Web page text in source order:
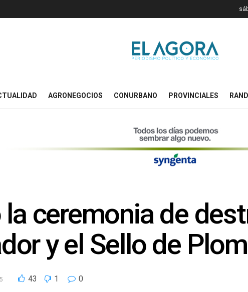
AGRONEGOCIOS CONURBANO PROVINCIALES
la ceremonia de
y el Sello de
43 1 0